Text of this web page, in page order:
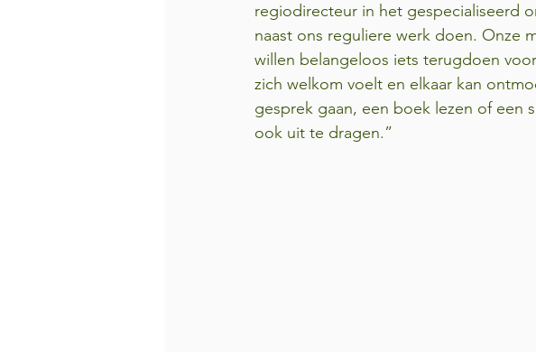
regiodirecteur in het gespecialiseerd
naast ons reguliere werk doen. Onze
willen belangeloos iets terugdoen
zich welkom voelt en elkaar kan
gesprek gaan, een boek lezen of een
ook uit te dragen.”